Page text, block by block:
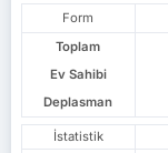
Form
Toplam
Ev Sahibi
Deplasman
İstatistik